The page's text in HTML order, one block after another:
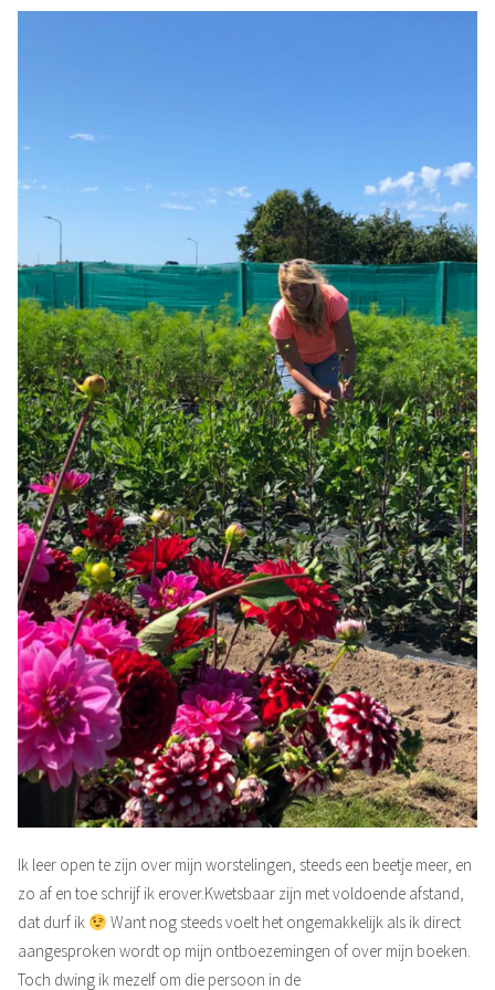
Ik leer open te zijn over mijn worstelingen, steeds een beetje meer, en
zo af en toe schrijf ik erover.Kwetsbaar zijn met voldoende afstand,
dat durf ik
Want nog steeds voelt het ongemakkelijk als ik direct
aangesproken wordt op mijn ontboezemingen of over mijn boeken.
Toch dwing ik mezelf om die persoon in de